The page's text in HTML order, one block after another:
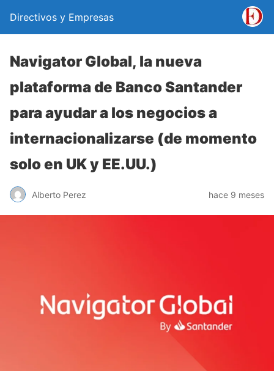
Directivos y Empresas
Navigator Global, la nueva
plataforma de Banco Santander
para ayudar a los negocios a
internacionalizarse (de momento
solo en UK y EE.UU.)
Alberto Perez hace 9 meses